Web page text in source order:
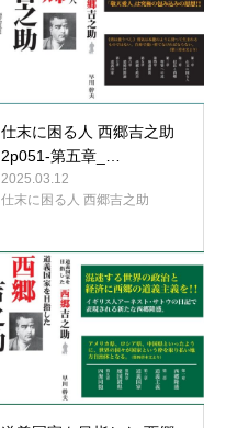
仕末に困る人 西郷吉之助
2p051-第五章_…
2025.03.12
仕末に困る人 西郷吉之助